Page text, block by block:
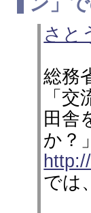
さと
総務
「
田舎
か？」
では